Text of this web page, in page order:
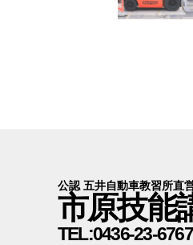
公認 五井自動車教習所直
市原技能
TEL:0436-23-